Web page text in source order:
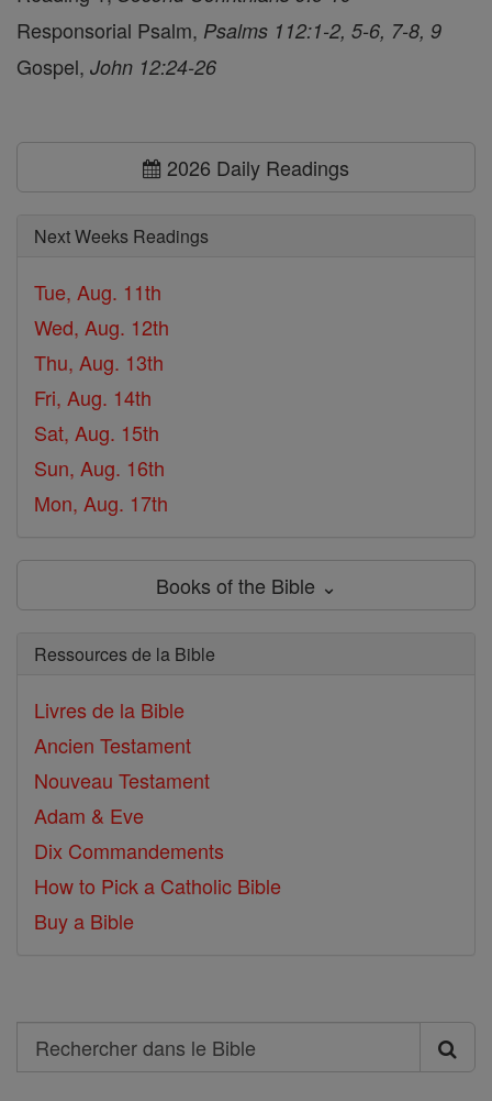
Responsorial Psalm, Psalms 112:1-2, 5-6, 7-8, 9
Gospel, John 12:24-26
2026 Daily Readings
Next Weeks Readings
Tue, Aug. 11th
Wed, Aug. 12th
Thu, Aug. 13th
Fri, Aug. 14th
Sat, Aug. 15th
Sun, Aug. 16th
Mon, Aug. 17th
Books of the Bible ⌄
Ressources de la Bible
Livres de la Bible
Ancien Testament
Nouveau Testament
Adam & Eve
Dix Commandements
How to Pick a Catholic Bible
Buy a Bible
Search
Rechercher